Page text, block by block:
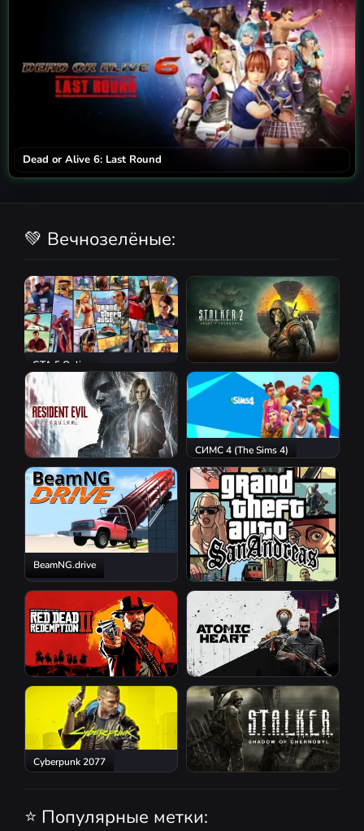
Dead or Alive 6: Last Round
💚 Вечнозелёные:
GTA 5 Online
S.T.A.L.K.E.R. 2: Heart of
Chornobyl
Resident Evil Requiem
СИМС 4 (The Sims 4)
BeamNG.drive
GTA San Andreas
Red Dead Redemption 2 Atomic Heart
Cyberpunk 2077
⭐ Популярные метки: